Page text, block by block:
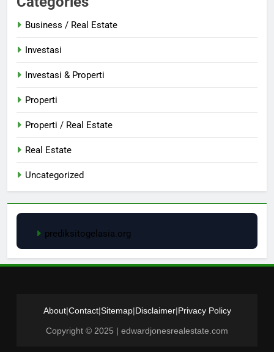
Business / Real Estate
Investasi
Investasi & Properti
Properti
Properti / Real Estate
Real Estate
Uncategorized
prediksitogelasia.org
About|Contact|Sitemap|Disclaimer|Privacy Policy
Copyright © 2025 | edwardjonesrealestate.com